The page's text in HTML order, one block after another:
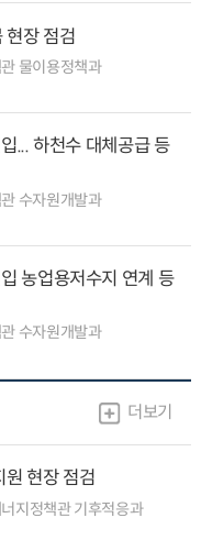
현장 점검
물이용정책과
... 하천수 대체공급 등
수자원개발과
농업용저수지 연계 등
수자원개발과
더보기
현장 점검
지정책관 기후적응과